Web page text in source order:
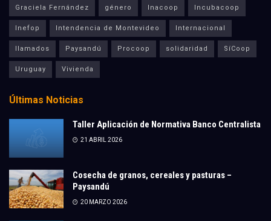
Graciela Fernández género Inacoop Incubacoop
Inefop Intendencia de Montevideo Internacional
llamados Paysandú Procoop solidaridad SíCoop
Uruguay Vivienda
Últimas Noticias
Taller Aplicación de Normativa Banco Centralista
21 ABRIL 2026
Cosecha de granos, cereales y pasturas –
Paysandú
20 MARZO 2026